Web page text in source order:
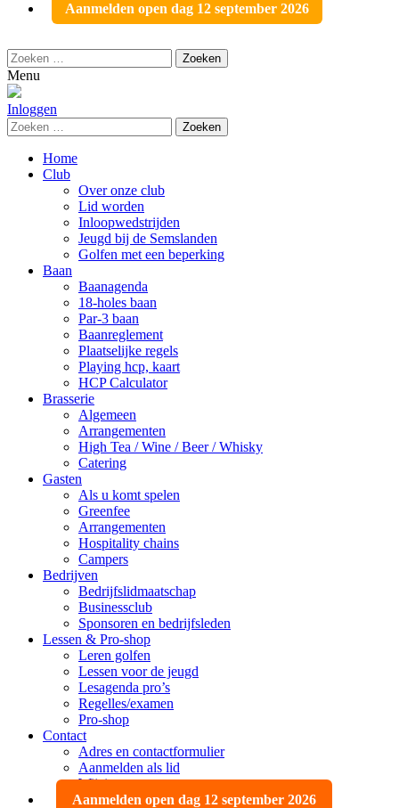
Aanmelden open dag 12 september 2026
Zoeken
naar:
Menu
Inloggen
Zoeken
naar:
Home
Club
Over onze club
Lid worden
Inloopwedstrijden
Jeugd bij de Semslanden
Golfen met een beperking
Baan
Baanagenda
18-holes baan
Par-3 baan
Baanreglement
Plaatselijke regels
Playing hcp, kaart
HCP Calculator
Brasserie
Algemeen
Arrangementen
High Tea / Wine / Beer / Whisky
Catering
Gasten
Als u komt spelen
Greenfee
Arrangementen
Hospitality chains
Campers
Bedrijven
Bedrijfslidmaatschap
Businessclub
Sponsoren en bedrijfsleden
Lessen & Pro-shop
Leren golfen
Lessen voor de jeugd
Lesagenda pro’s
Regelles/examen
Pro-shop
Contact
Adres en contactformulier
Aanmelden als lid
Wijzigen, opzeggen
Aanmelden open dag 12 september 2026